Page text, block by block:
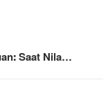
Saat Nila…